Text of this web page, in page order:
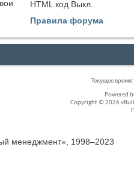
HTML код Выкл.
Правила форума
Текущее время:
Powered
Copyright © 2026
менеджмент», 1998–2023